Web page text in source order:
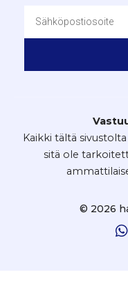
Kaikki tältä
sitä ole
© 2026